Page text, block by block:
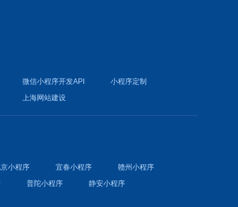
微信小程序开发API
小程序定制
上海网站建设
小程序 宜春小程序
赣州小程序
普陀小程序
静安小程序